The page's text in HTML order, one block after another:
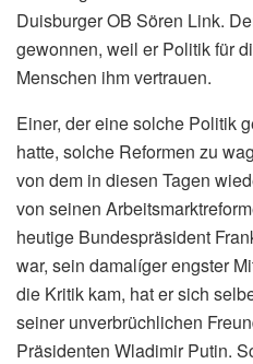
Duisburger OB Sören Link.
gewonnen, weil er Politik für
Menschen ihm vertrauen.
Einer, der eine solche Politik
hatte, solche Reformen zu
von dem in diesen Tagen
von seinen
heutige Bundespräsident
war, sein damalíger engster
die Kritik kam, hat er sich
seiner unverbrüchlichen
Präsidenten Wladimir Putin.